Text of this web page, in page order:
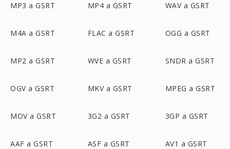
MP3 a GSRT MP4 a GSRT WAV a GSRT
M4A a GSRT FLAC a GSRT OGG a GSRT
MP2 a GSRT WVE a GSRT SNDR a GSRT
OGV a GSRT MKV a GSRT MPEG a GSRT
MOV a GSRT 3G2 a GSRT 3GP a GSRT
AAF a GSRT ASF a GSRT AV1 a GSRT